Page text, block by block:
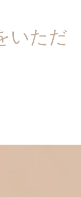
いただ